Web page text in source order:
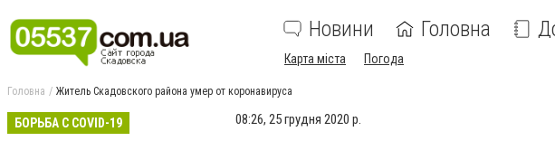
Новини Головна
Карта міста Погода
Головна Житель Скадовского района умер от коронавируса
БОРЬБА С COVID-19 08:26, 25 грудня 2020 р.